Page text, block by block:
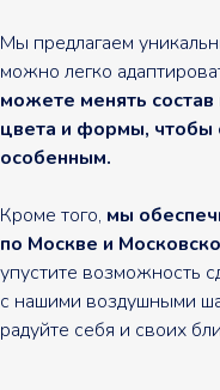
Мы предлагаем
можно легко
можете менять
цвета и формы, чтобы
особенным.
Кроме того, мы
по Москве и
упустите возможность
с нашими воздушными
радуйте себя и своих